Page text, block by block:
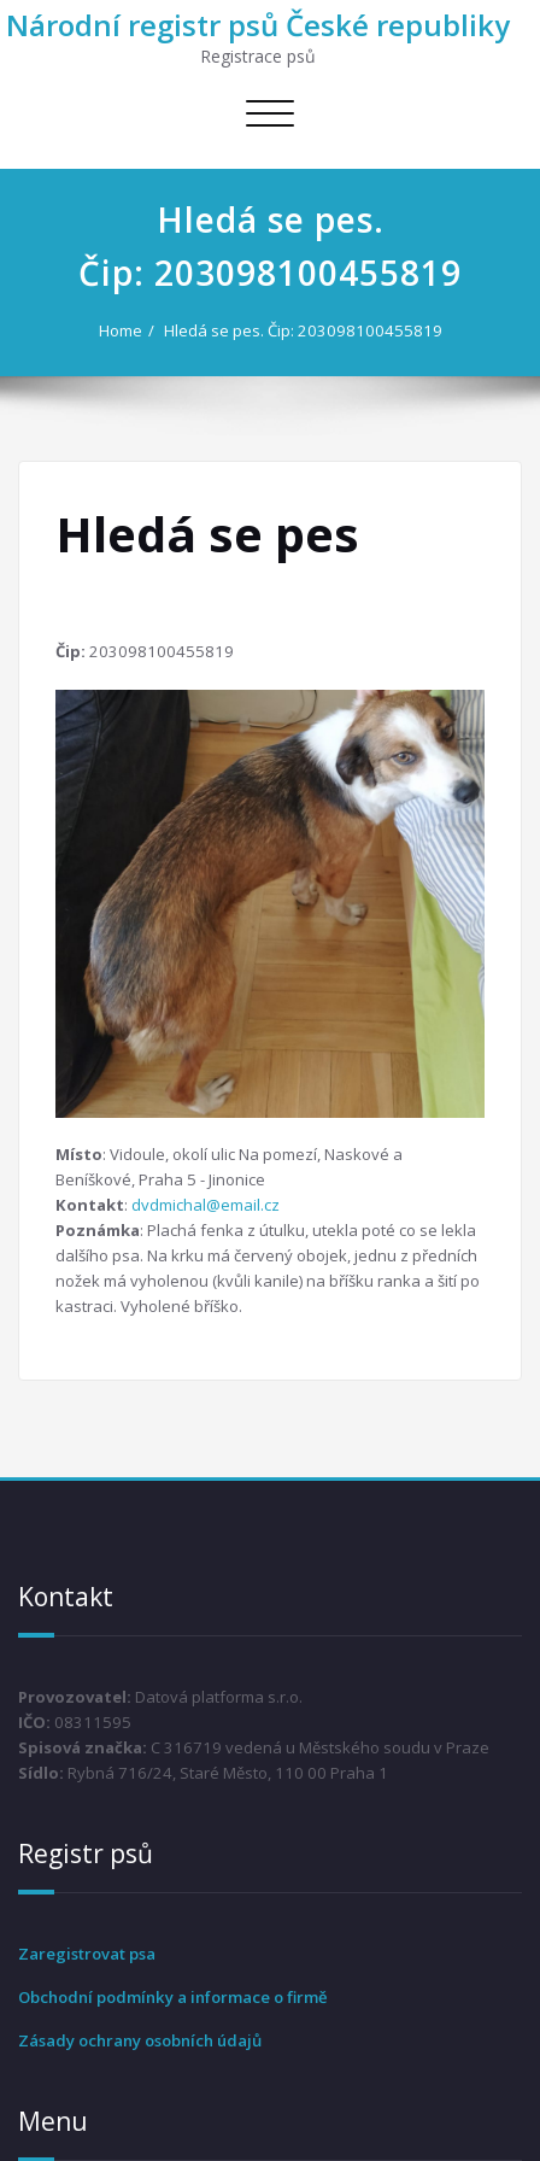
Národní registr psů České republiky
Registrace psů
Toggle
Hledá se pes.
Čip: 203098100455819
Home Hledá se pes. Čip: 203098100455819
Hledá se pes
Čip: 203098100455819
Místo: Vidoule, okolí ulic Na pomezí, Naskové a
Beníškové, Praha 5 - Jinonice
Kontakt: dvdmichal@email.cz
Poznámka: Plachá fenka z útulku, utekla poté co se lekla
dalšího psa. Na krku má červený obojek, jednu z předních
nožek má vyholenou (kvůli kanile) na bříšku ranka a šití po
kastraci. Vyholené bříško.
Kontakt
Provozovatel: Datová platforma s.r.o.
IČO: 08311595
Spisová značka: C 316719 vedená u Městského soudu v Praze
Sídlo: Rybná 716/24, Staré Město, 110 00 Praha 1
Registr psů
Zaregistrovat psa
Obchodní podmínky a informace o firmě
Zásady ochrany osobních údajů
Menu